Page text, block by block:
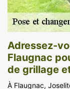
Adressez-
Flaugnac
de grillage
À Flaugnac,